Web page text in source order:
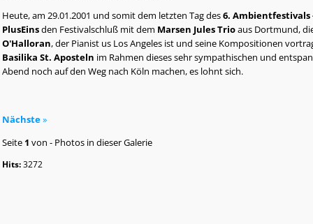
Heute, am 29.01.2001 und somit dem letzten Tag des6.
PlusEinsden Festivalschluß mit dem Marsen Jules Trioaus Dortmund,
O'Halloran, der Pianist us Los Angeles ist und seine Kompositionen
Basilika St. Aposteln im Rahmen dieses sehr sympathischen und
Abend noch auf den Weg nach Köln machen, es lohnt sich.
Nächste»
Seite 1 von- Photos in dieser Galerie
Hits:3272